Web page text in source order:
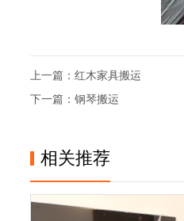
上一篇： 红木家具搬运
下一篇： 钢琴搬运
相关推荐